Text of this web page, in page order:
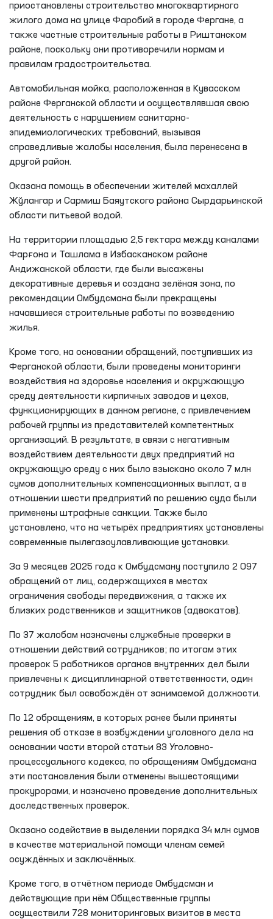
приостановлены строительство многоквартирного
жилого дома на улице Фаробий в городе Фергане, а
также частные строительные работы в Риштанском
районе, поскольку они противоречили нормам и
правилам градостроительства.
Автомобильная мойка, расположенная в Кувасском
районе Ферганской области и осуществлявшая свою
деятельность с нарушением санитарно-
эпидемиологических требований, вызывая
справедливые жалобы населения, была перенесена в
другой район.
Оказана помощь в обеспечении жителей махаллей
Жўлангар и Сармиш Баяутского района Сырдарьинской
области питьевой водой.
На территории площадью 2,5 гектара между каналами
Фарғона и Ташлама в Избасканском районе
Андижанской области, где были высажены
декоративные деревья и создана зелёная зона, по
рекомендации Омбудсмана были прекращены
начавшиеся строительные работы по возведению
жилья.
Кроме того, на основании обращений, поступивших из
Ферганской области, были проведены мониторинги
воздействия на здоровье населения и окружающую
среду деятельности кирпичных заводов и цехов,
функционирующих в данном регионе, с привлечением
рабочей группы из представителей компетентных
организаций. В результате, в связи с негативным
воздействием деятельности двух предприятий на
окружающую среду с них было взыскано около 7 млн
сумов дополнительных компенсационных выплат, а в
отношении шести предприятий по решению суда были
применены штрафные санкции. Также было
установлено, что на четырёх предприятиях установлены
современные пылегазоулавливающие установки.
За 9 месяцев 2025 года к Омбудсману поступило 2 097
обращений от лиц, содержащихся в местах
ограничения свободы передвижения, а также их
близких родственников и защитников (адвокатов).
По 37 жалобам назначены служебные проверки в
отношении действий сотрудников; по итогам этих
проверок 5 работников органов внутренних дел были
привлечены к дисциплинарной ответственности, один
сотрудник был освобождён от занимаемой должности.
По 12 обращениям, в которых ранее были приняты
решения об отказе в возбуждении уголовного дела на
основании части второй статьи 83 Уголовно-
процессуального кодекса, по обращениям Омбудсмана
эти постановления были отменены вышестоящими
прокурорами, и назначено проведение дополнительных
доследственных проверок.
Оказано содействие в выделении порядка 34 млн сумов
в качестве материальной помощи членам семей
осуждённых и заключённых.
Кроме того, в отчётном периоде Омбудсман и
действующие при нём Общественные группы
осуществили 728 мониторинговых визитов в места